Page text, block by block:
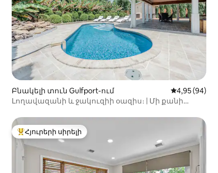
Բնակելի տուն Gulfport-ում Միջին
4,95 (94)
Լողավազանի և ջակուզիի օազիս։ | Մի քանի
Հյուրերի սիրելի լավագույն տները
Հյուրերի սիրելի